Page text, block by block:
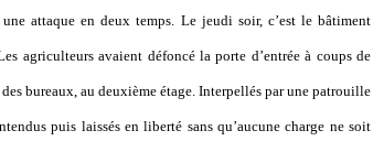
attaque en deux temps. Le jeudi soir, c’est le bâtiment
agriculteurs avaient défoncé la porte d’entrée à coups de
bureaux, au deuxième étage. Interpellés par une patrouille
puis laissés en liberté sans qu’aucune charge ne soit